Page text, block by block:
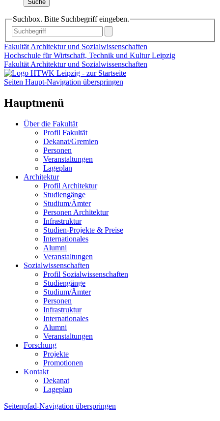
Suche
Suchbox. Bitte Suchbegriff eingeben.
Fakultät Architektur und Sozialwissenschaften
Hochschule für Wirtschaft, Technik und Kultur Leipzig
Fakultät Architektur und Sozialwissenschaften
Seiten Haupt-Navigation überspringen
Hauptmenü
Über die Fakultät
Profil Fakultät
Dekanat/Gremien
Personen
Veranstaltungen
Lageplan
Architektur
Profil Architektur
Studiengänge
Studium/Ämter
Personen Architektur
Infrastruktur
Studien-Projekte & Preise
Internationales
Alumni
Veranstaltungen
Sozialwissenschaften
Profil Sozialwissenschaften
Studiengänge
Studium/Ämter
Personen
Infrastruktur
Internationales
Alumni
Veranstaltungen
Forschung
Projekte
Promotionen
Kontakt
Dekanat
Lageplan
Seitenpfad-Navigation überspringen